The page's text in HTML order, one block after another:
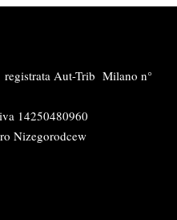
registrata Aut-Trib Milano n°
14250480960
Nizegorodcew